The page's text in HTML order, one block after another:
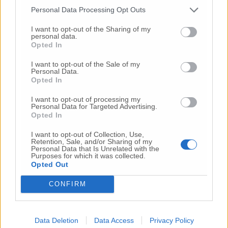
Personal Data Processing Opt Outs
I want to opt-out of the Sharing of my
personal data.
Opted In
I want to opt-out of the Sale of my
Personal Data.
Opted In
I want to opt-out of processing my
Personal Data for Targeted Advertising.
Opted In
I want to opt-out of Collection, Use,
Retention, Sale, and/or Sharing of my
Personal Data that Is Unrelated with the
Purposes for which it was collected.
Opted Out
CONFIRM
Data Deletion Data Access Privacy Policy
Gli articoli più letti
24 Lug-Bimbi costretti a colpirsi da soli
e lasciati al
orrore all’asilo, arrestate due educatrici
prima la lite, poi la furia col coltello
-Femminicidio a Loreto.
(Foto-Video)
26 Lug-Scontro tra auto e moto a Numana:
gravissimo un centauroin eliambulanza a Torrette
24 Lug-Maltrattamenti all’asilo, parla il sindaco:
«Notifica arrivata in mattinata,anche i miei figli
sono andati lì»
Fermato col taser,
inseguimento.Indagini in corso per accertare le
-Tragedia a Marzocca,donna travolta e uccisa